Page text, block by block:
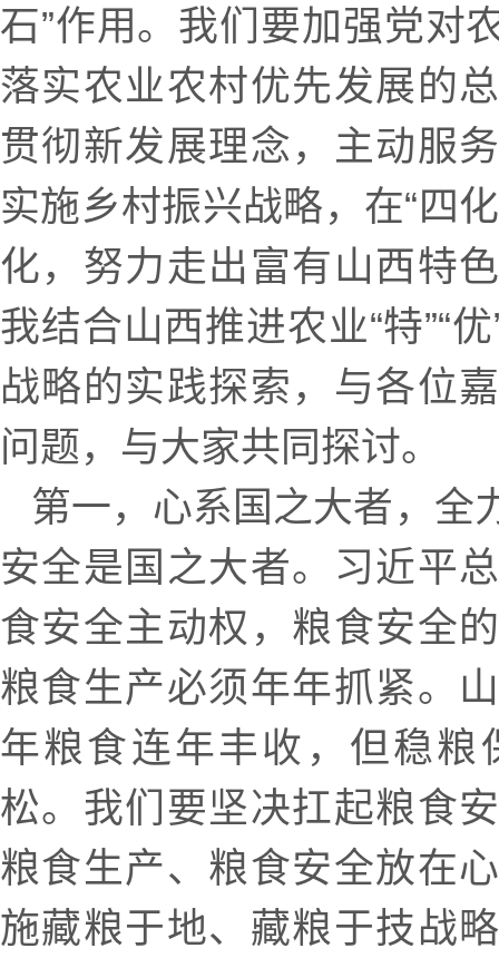
石”作用。我们要加强党对
落实农业农村优先发展的
贯彻新发展理念，主动服
实施乡村振兴战略，在“四
化，努力走出富有山西特
我结合山西推进农业“特”“
战略的实践探索，与各位
问题，与大家共同探讨。
第一，心系国之大者，全
安全是国之大者。习近平
食安全主动权，粮食安全
粮食生产必须年年抓紧。
年粮食连年丰收，但稳
松。我们要坚决扛起粮食
粮食生产、粮食安全放在
施藏粮于地、藏粮于技战